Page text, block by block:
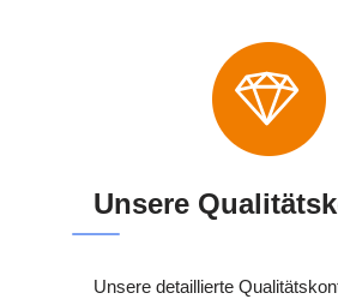
Unsere
Unsere detaillierte